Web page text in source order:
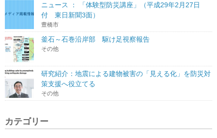
ニュース ： 「体験型防災講座」（平成29年2月27日
付 東日新聞3面）
豊橋市
釜石～石巻沿岸部 駆け足視察報告
その他
研究紹介：地震による建物被害の「見える化」を防災対
策支援へ役立てる
その他
カテゴリー